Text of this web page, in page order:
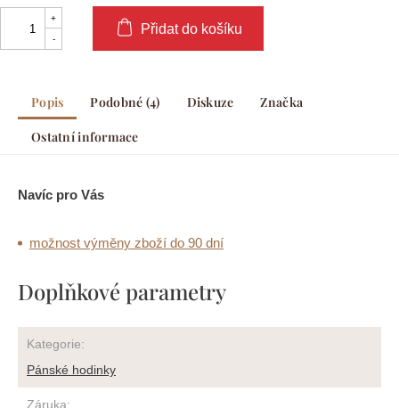
Přidat do košíku
Popis Podobné (4) Diskuze Značka
Ostatní informace
Navíc pro Vás
možnost výměny zboží do 90 dní
Doplňkové parametry
Kategorie:
Pánské hodinky
Záruka: